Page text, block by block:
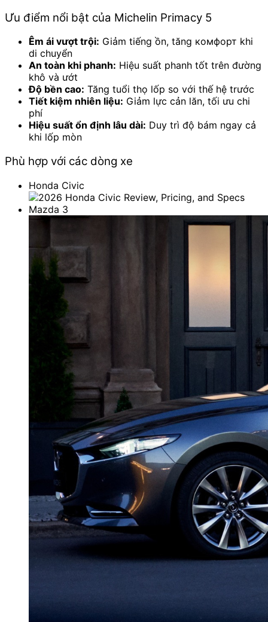
Ưu điểm nổi bật của Michelin Primacy 5
Êm ái vượt trội: Giảm tiếng ồn, tăng комфорт khi
di chuyển
An toàn khi phanh: Hiệu suất phanh tốt trên đường
khô và ướt
Độ bền cao: Tăng tuổi thọ lốp so với thế hệ trước
Tiết kiệm nhiên liệu: Giảm lực cản lăn, tối ưu chi
phí
Hiệu suất ổn định lâu dài: Duy trì độ bám ngay cả
khi lốp mòn
Phù hợp với các dòng xe
Honda Civic
Mazda 3